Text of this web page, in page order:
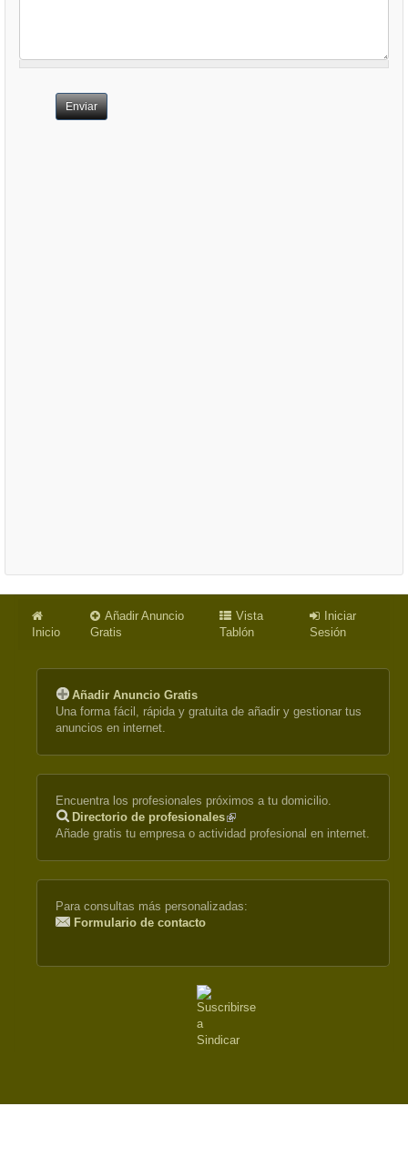
Enviar
Inicio
Añadir Anuncio
Gratis
Vista
Tablón
Iniciar
Sesión
Añadir Anuncio Gratis
Una forma fácil, rápida y gratuita de añadir y gestionar tus
anuncios en internet.
Encuentra los profesionales próximos a tu domicilio.
Directorio de profesionales(link
is
Añade gratis tu empresa o actividad profesional en internet.
Para consultas más personalizadas:
Formulario de contacto